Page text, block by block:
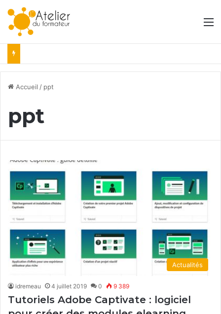
Accueil / ppt
ppt
Actualités
idremeau 4 juillet 2019 0 9 389
Tutoriels Adobe Captivate : logiciel